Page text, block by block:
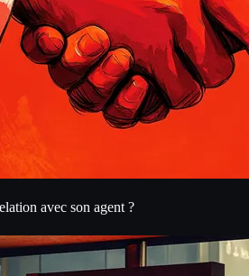
avec son agent ?